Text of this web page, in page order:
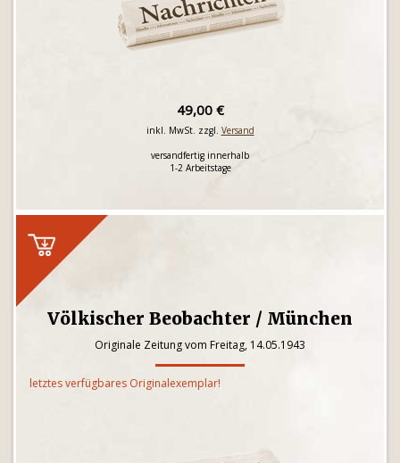
49,00 €
inkl. MwSt. zzgl. Versand
versandfertig innerhalb
1-2 Arbeitstage
Völkischer Beobachter / München
Originale Zeitung vom Freitag, 14.05.1943
letztes verfügbares Originalexemplar!